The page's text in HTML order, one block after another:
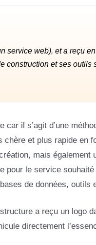
service web), et a reçu
construction et ses outils
il s’agit d’une
et plus rapide en
mais également
le service souhaité
de données, outils
a reçu un logo
directement